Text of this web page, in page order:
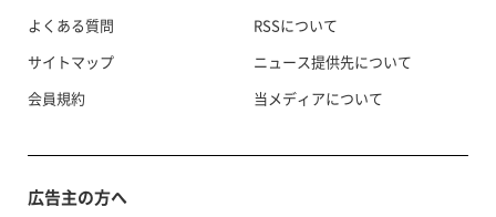
よくある質問
サイトマップ
会員規約
RSSについて
ニュース提供先について
当メディアについて
広告主の方へ